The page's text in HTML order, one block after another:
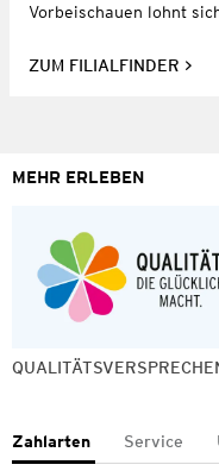
Vorbeischauen lohnt
ZUM FILIALFINDER
MEHR ERLEBEN
Zahlarten Service